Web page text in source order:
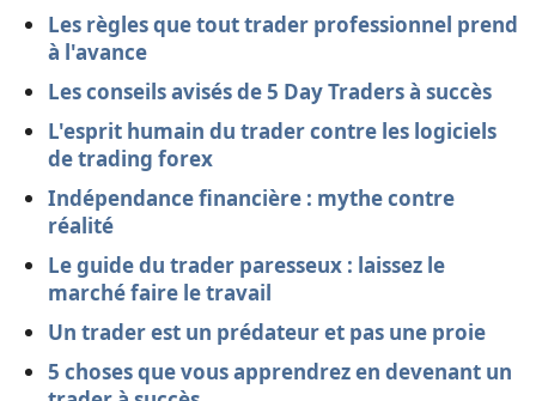
Les règles que tout trader professionnel prend
à l'avance
Les conseils avisés de 5 Day Traders à succès
L'esprit humain du trader contre les logiciels
de trading forex
Indépendance financière : mythe contre
réalité
Le guide du trader paresseux : laissez le
marché faire le travail
Un trader est un prédateur et pas une proie
5 choses que vous apprendrez en devenant un